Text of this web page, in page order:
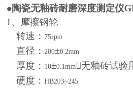
●陶瓷无釉砖耐磨深度测定仪
1 、摩擦钢轮
转速： 75rpm
直径： 200±0.2mm
厚度： 10±0.1mm 无釉砖试验
硬度：HB203~245